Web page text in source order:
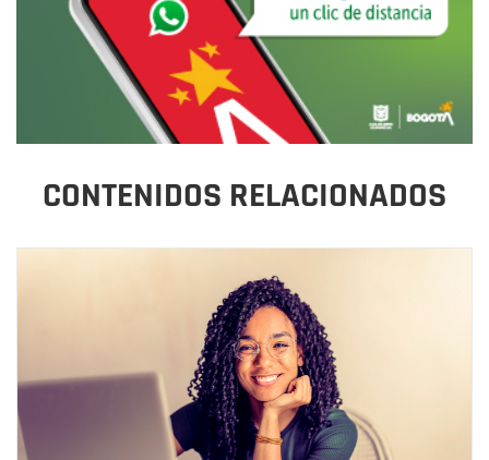
CONTENIDOS RELACIONADOS